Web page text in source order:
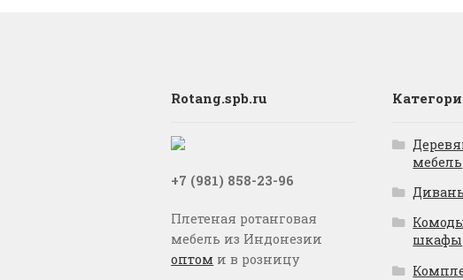
Rotang.spb.ru
+7 (981) 858-23-96
Плетеная ротанговая
мебель из Индонезии
оптом и в розницу
мебель
шкафы